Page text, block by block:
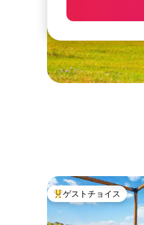
大好評のゲストチョイ
ゲストチョイス